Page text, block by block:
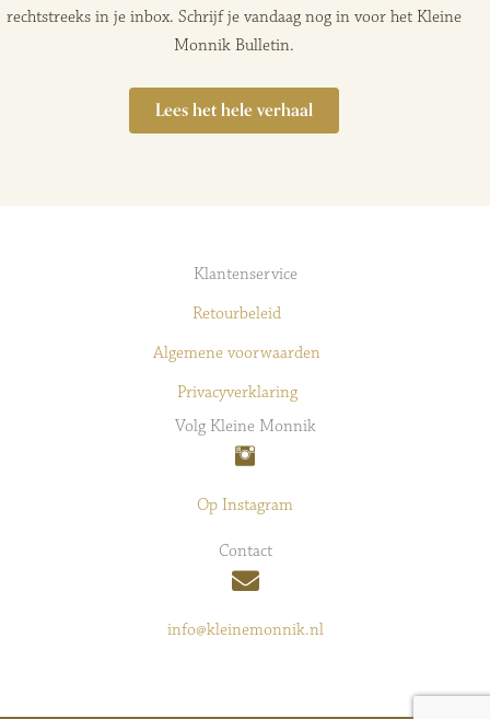
rechtstreeks in je inbox. Schrijf je vandaag nog in voor het Kleine
Monnik Bulletin.
Lees het hele verhaal
Klantenservice
Retourbeleid
Algemene voorwaarden
Privacyverklaring
Volg Kleine Monnik
Op Instagram
Contact
info@kleinemonnik.nl